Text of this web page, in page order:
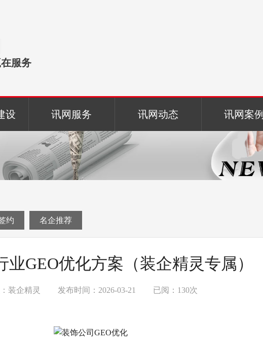
服务
设 讯网服务 讯网动态 讯网案例
约 名企推荐
业GEO优化方案（装企精灵专属）
装企精灵 发布时间：2026-03-21 已阅：130次